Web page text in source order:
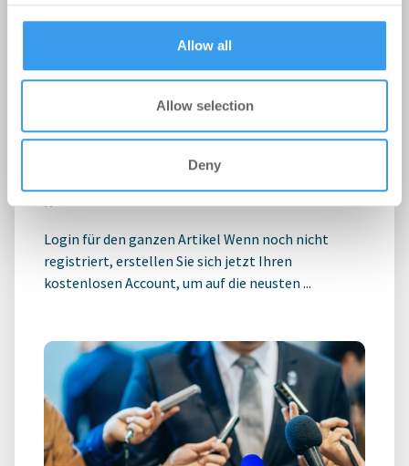
Allow all
Allow selection
Deny
Sozial orientierte
Wohnungswirtschaft begrüßt
Novelle der Landesbauordnung
Login für den ganzen Artikel Wenn noch nicht
registriert, erstellen Sie sich jetzt Ihren
kostenlosen Account, um auf die neusten ...